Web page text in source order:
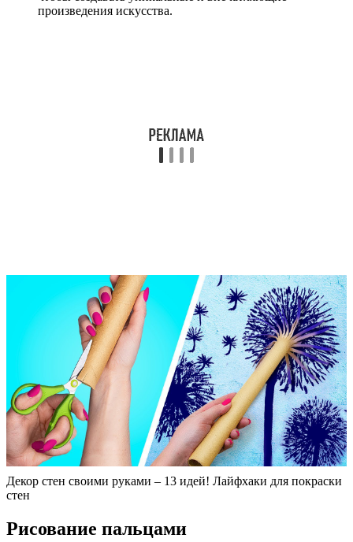
произведения искусства.
Декор стен своими руками – 13 идей! Лайфхаки для покраски
стен
Рисование пальцами